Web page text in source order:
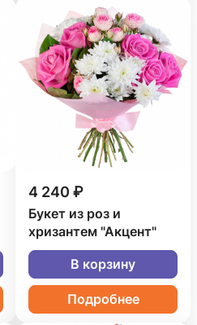
4 240 ₽
Букет из роз и
хризантем "Акцент"
В корзину
Подробнее